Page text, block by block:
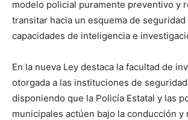
modelo policial puramente preventivo y
transitar hacia un esquema de seguridad
capacidades de inteligencia e
En la nueva Ley destaca la facultad de
otorgada a las instituciones de
disponiendo que la Policía Estatal y las
municipales actúen bajo la conducción y